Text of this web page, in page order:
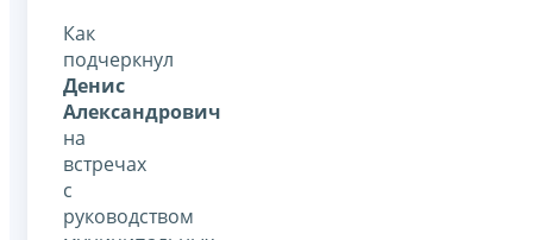
Как
подчеркнул
Денис
Александрович
на
встречах
с
руководством